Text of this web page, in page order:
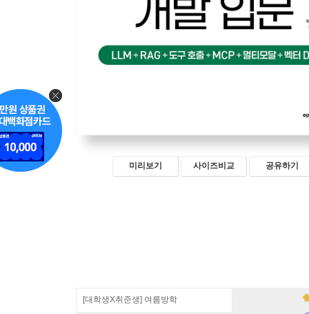
미리보기 사이즈비교 공유하기
[대학생X취준생] 여름방학